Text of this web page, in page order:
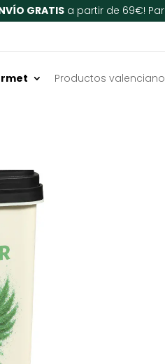
GRATIS a partir de 69€!
Productos